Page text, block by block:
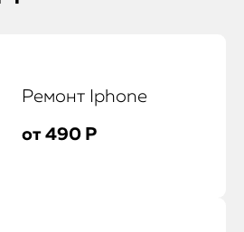
Ремонт Iphone
от 490 Р